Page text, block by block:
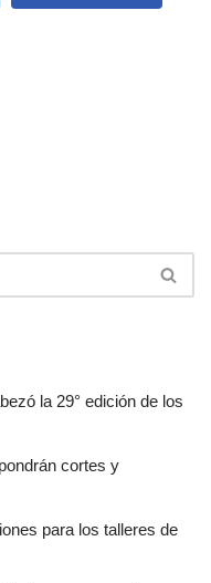
la 29° edición de los
cortes y
para los talleres de